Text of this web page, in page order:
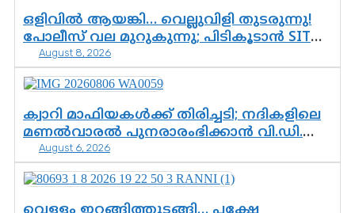
ഒളിവിൽ ആയങ്കി… വെല്ലുവിളി തുടരുന്നു!
പോലീസ് വല മുറുകുന്നു; പിടികൂടാൻ SIT
രംഗത്ത്. ഇനി ചോദ്യം ആയങ്കി എവിടെ
എന്നത് മാത്രം അല്ല—ആയങ്കി
കസ്റ്റഡിയിലായാൽ പുറത്തുവരുക
എന്തൊക്കെ വിവരങ്ങൾ?”
August 8, 2026
ക്വാറി മാഫിയകൾക്ക് തിരിച്ചടി; നദികളിലെ
മണൽവാരൽ പുനരാരംഭിക്കാൻ വി.ഡി.
സർക്കാർ തീരുമാനം
August 6, 2026